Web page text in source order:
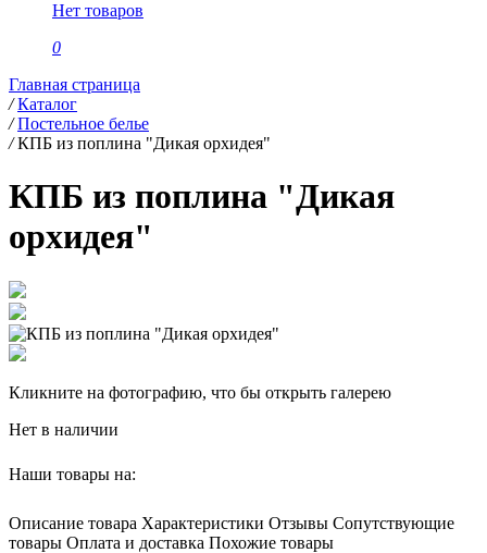
Нет товаров
0
Главная страница
/ Каталог
/ Постельное белье
/ КПБ из поплина "Дикая орхидея"
КПБ из поплина "Дикая
орхидея"
Кликните на фотографию, что бы открыть галерею
Нет в наличии
Наши товары на:
Описание товара Характеристики Отзывы Сопутствующие
товары Оплата и доставка Похожие товары